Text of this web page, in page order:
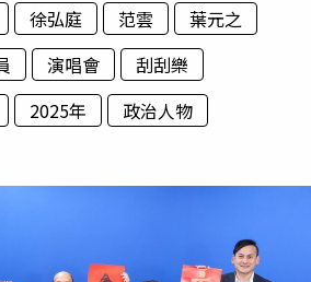
徐弘庭 范雲
葉元之
演唱會
刮刮樂
2025年
政治人物